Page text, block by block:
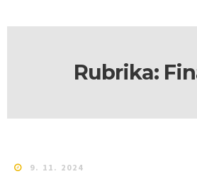
Rubrika:
9. 11. 2024